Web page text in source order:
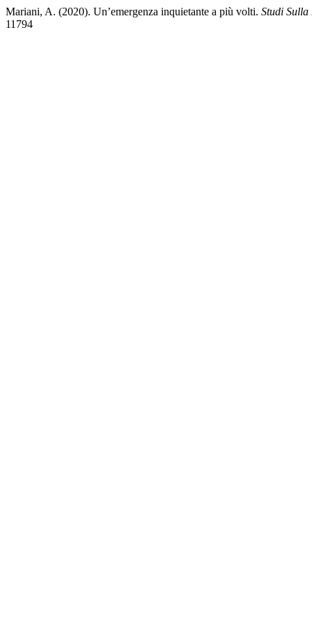
Mariani, A. (2020). Un’emergenza inquietante a più volti. Studi
11794